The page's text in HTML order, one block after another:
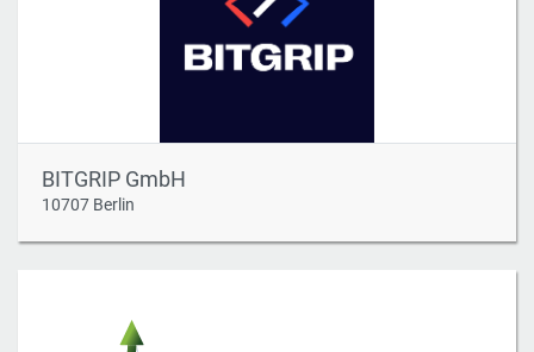
BITGRIP GmbH
10707 Berlin